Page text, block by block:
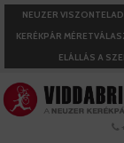
NEUZER
KERÉKPÁR
ELÁLLÁS A